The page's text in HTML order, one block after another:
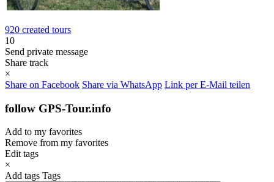
920 created tours
10
Send private message
Share track
×
Share on Facebook Share via WhatsApp Link per E-Mail teilen
follow GPS-Tour.info
Add to my favorites
Remove from my favorites
Edit tags
×
Add tags Tags